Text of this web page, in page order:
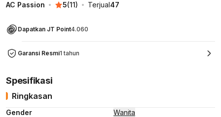
AC Passion 5(11) Terjual47
Dapatkan JT Point4.060
Garansi Resmi1 tahun
Spesifikasi
Ringkasan
Gender Wanita